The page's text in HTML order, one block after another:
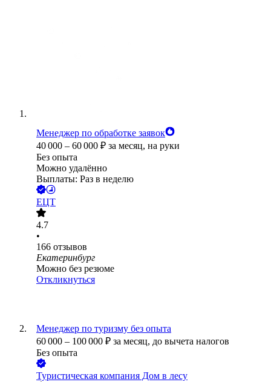
Менеджер по обработке заявок
40 000 – 60 000 ₽ за месяц, на руки
Без опыта
Можно удалённо
Выплаты: Раз в неделю
ЕЦТ
4.7
•
166 отзывов
Екатеринбург
Можно без резюме
Откликнуться
Менеджер по туризму без опыта
60 000 – 100 000 ₽ за месяц, до вычета налогов
Без опыта
Туристическая компания Дом в лесу